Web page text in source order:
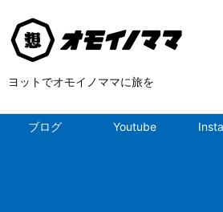
ヨットでオモイノママに旅を
ブログ Youtube